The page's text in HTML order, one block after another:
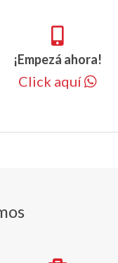
¡Empezá ahora!
Click aquí